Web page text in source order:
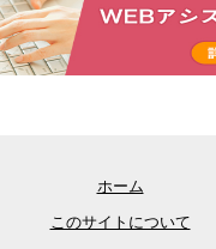
ホーム
このサイトについて